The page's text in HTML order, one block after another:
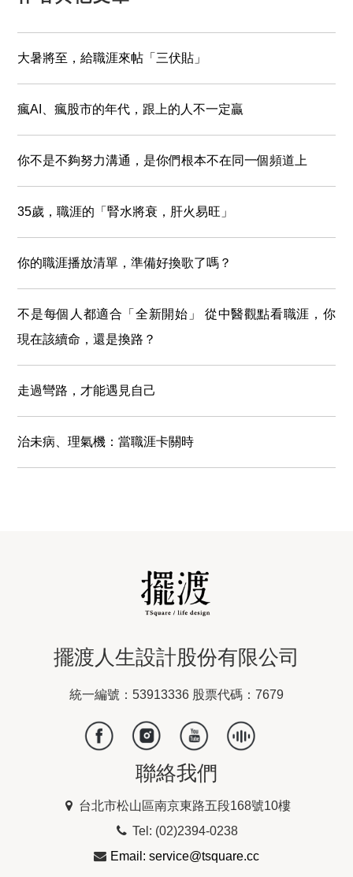
大暑將至，給職涯來帖「三伏貼」
瘋AI、瘋股市的年代，跟上的人不一定贏
你不是不夠努力溝通，是你們根本不在同一個頻道上
35歲，職涯的「腎水將衰，肝火易旺」
你的職涯播放清單，準備好換歌了嗎？
不是每個人都適合「全新開始」 從中醫觀點看職涯，你
現在該續命，還是換路？
走過彎路，才能遇見自己
治未病、理氣機：當職涯卡關時
擺渡人生設計股份有限公司
統一編號：53913336 股票代碼：7679
聯絡我們
台北市松山區南京東路五段168號10樓
Tel: (02)2394-0238
Email: service@tsquare.cc